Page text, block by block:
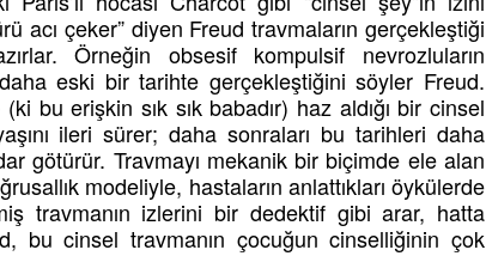
acı çeker” diyen Freud travmaların gerçekleştiği
Örneğin obsesif kompulsif nevrozluların
eski bir tarihte gerçekleştiğini söyler Freud.
bu erişkin sık sık babadır) haz aldığı bir cinsel
ileri sürer; daha sonraları bu tarihleri daha
götürür. Travmayı mekanik bir biçimde ele alan
modeliyle, hastaların anlattıkları öykülerde
travmanın izlerini bir dedektif gibi arar, hatta
bu cinsel travmanın çocuğun cinselliğinin çok